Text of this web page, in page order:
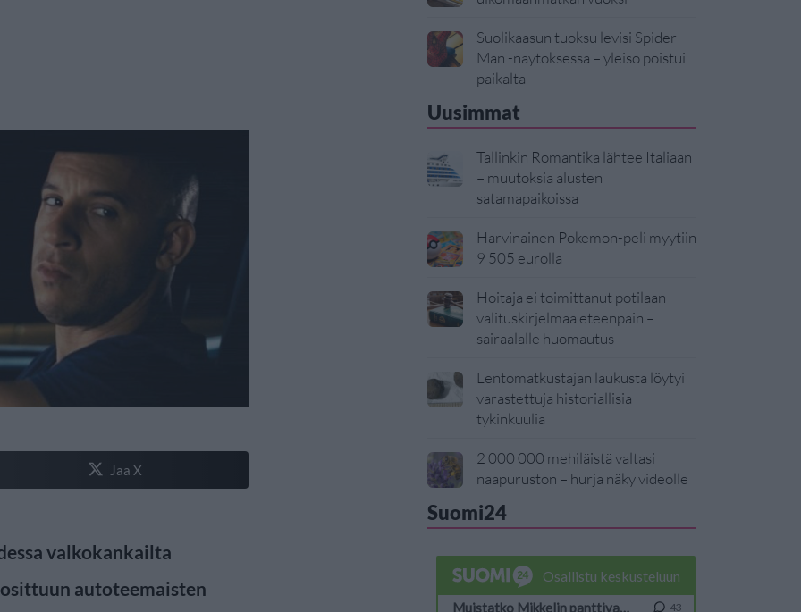
Jaa X
valkokankailta
autoteemaisten
Suolikaasun tuoksu levisi Spider-
Man -näytöksessä – yleisö poistui
paikalta
Uusimmat
Tallinkin Romantika lähtee Italiaan
– muutoksia alusten
satamapaikoissa
Harvinainen Pokemon-peli myytiin
9 505 eurolla
Hoitaja ei toimittanut potilaan
valituskirjelmää eteenpäin –
sairaalalle huomautus
Lentomatkustajan laukusta löytyi
varastettuja historiallisia
tykinkuulia
2 000 000 mehiläistä valtasi
naapuruston – hurja näky videolle
Suomi24